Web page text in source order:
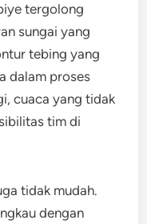
tergolong
sungai yang
tebing yang
dalam proses
cuaca yang tidak
tim di
tidak mudah.
dengan